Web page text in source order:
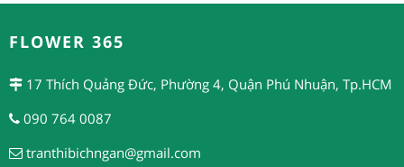
FLOWER 365
17 Thích Quảng Đức, Phường 4, Quận Phú Nhuận, Tp.HCM
090 764 0087
tranthibichngan@gmail.com